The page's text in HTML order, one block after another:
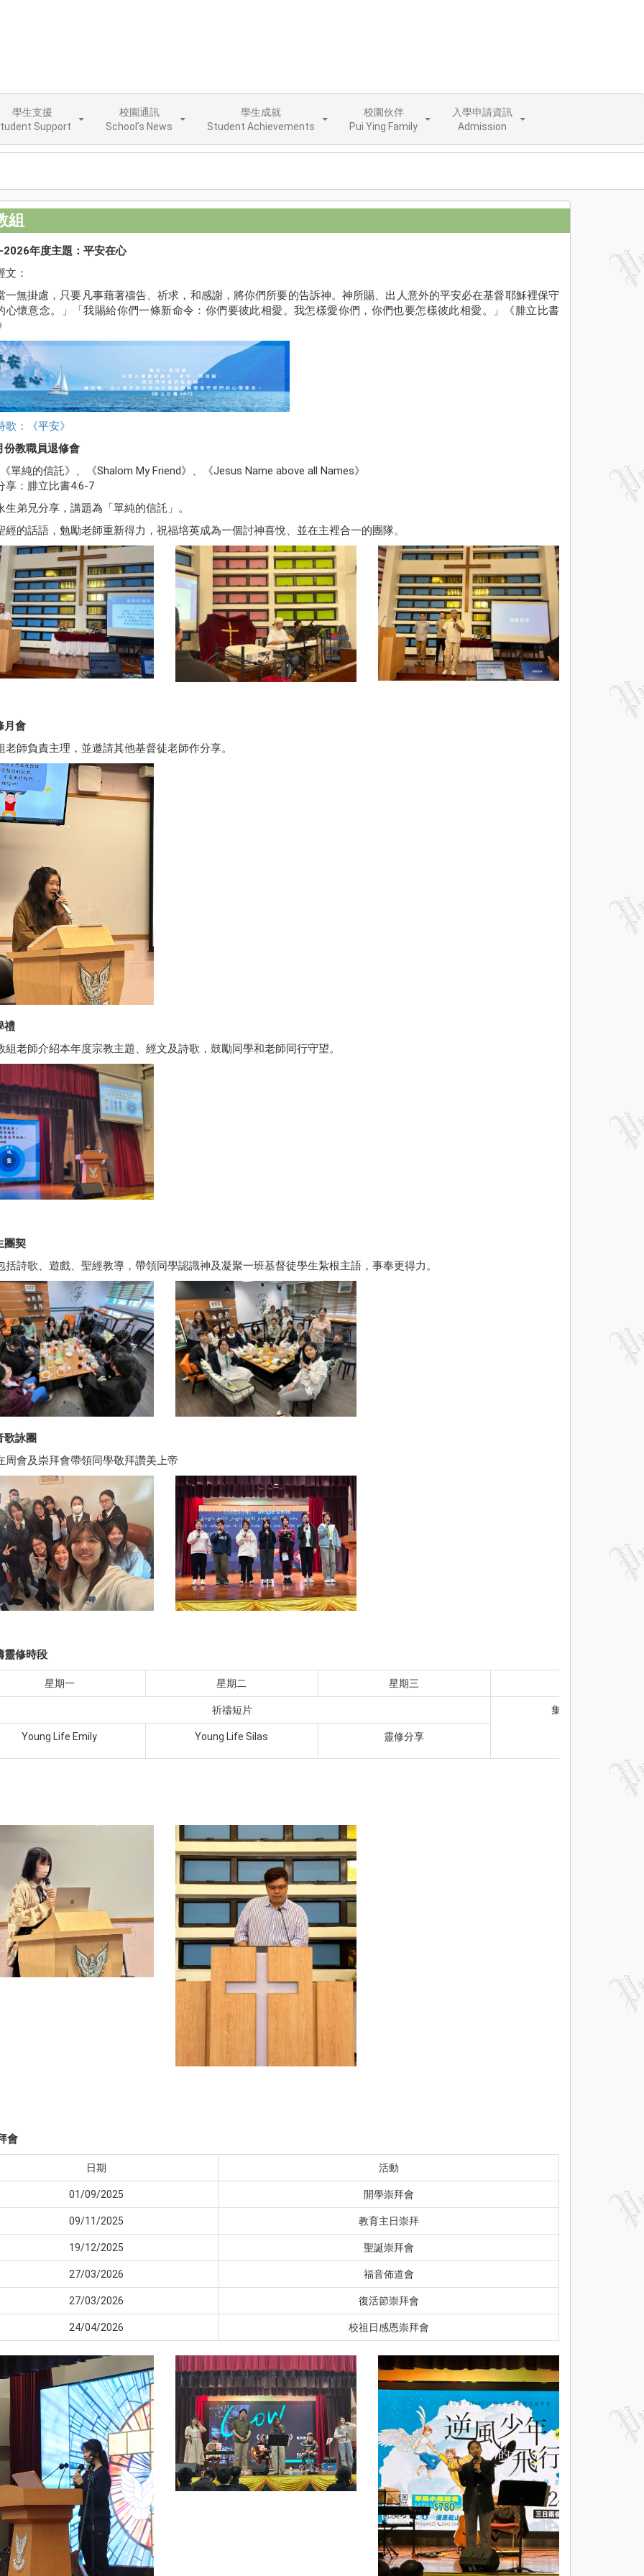
學生支援
Support
校園通訊
School’s News
學生成就
Student Achievements
校園伙伴
Pui Ying Family
入學申請資訊
Admission
組
年度主題：平安在心
文：
一無掛慮，只要凡事藉著禱告、祈求，和感謝，將你們所要的告訴神。神所賜、出人意外的平安必在基督耶穌裡保守
心懷意念。」「我賜給你們一條新命令：你們要彼此相愛。我怎樣愛你們，你們也要怎樣彼此相愛。」《腓立比書
歌：《平安》
份教職員退修會
單純的信託》、《Shalom My Friend》、《Jesus Name above all Names》
享：腓立比書4:6-7
生弟兄分享，講題為「單純的信託」。
經的話語，勉勵老師重新得力，祝福培英成為一個討神喜悅、並在主裡合一的團隊。
月會
老師負責主理，並邀請其他基督徒老師作分享。
禮
組老師介紹本年度宗教主題、經文及詩歌，鼓勵同學和老師同行守望。
團契
括詩歌、遊戲、聖經教導，帶領同學認識神及凝聚一班基督徒學生紮根主語，事奉更得力。
歌詠團
周會及崇拜會帶領同學敬拜讚美上帝
靈修時段
星期一 星期二 星期三
祈禱短片 集會前祈禱
Young Life Emily Young Life Silas 靈修分享
會
日期 活動
01/09/2025 開學崇拜會
09/11/2025 教育主日崇拜
19/12/2025 聖誕崇拜會
27/03/2026 福音佈道會
27/03/2026 復活節崇拜會
24/04/2026 校祖日感恩崇拜會